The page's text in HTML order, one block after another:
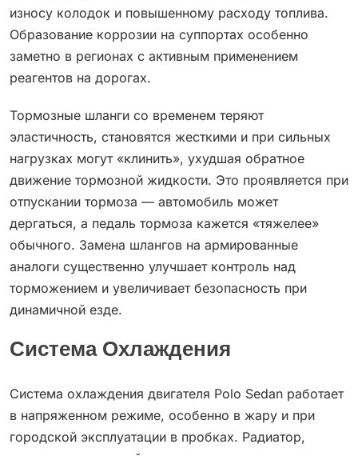
износу колодок и повышенному расходу топлива.
Образование коррозии на суппортах особенно
заметно в регионах с активным применением
реагентов на дорогах.
Тормозные шланги со временем теряют
эластичность, становятся жесткими и при сильных
нагрузках могут «клинить», ухудшая обратное
движение тормозной жидкости. Это проявляется при
отпускании тормоза — автомобиль может
дергаться, а педаль тормоза кажется «тяжелее»
обычного. Замена шлангов на армированные
аналоги существенно улучшает контроль над
торможением и увеличивает безопасность при
динамичной езде.
Система Охлаждения
Система охлаждения двигателя Polo Sedan работает
в напряженном режиме, особенно в жару и при
городской эксплуатации в пробках. Радиатор,